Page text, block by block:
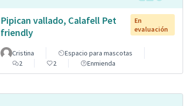
Pipican vallado, Calafell Pet
friendly
En
evaluación
Cristina
Espacio para mascotas
2
2 Enmienda